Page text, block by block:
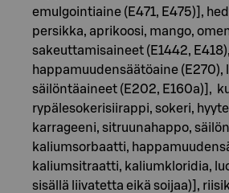
emulgointiaine (E471, E475)],
persikka, aprikoosi, mango,
sakeuttamisaineet (E1442, E418),
happamuudensäätöaine (E270),
säilöntäaineet (E202, E160a)],
rypälesokerisiirappi, sokeri,
karrageeni, sitruunahappo,
kaliumsorbaatti,
kaliumsitraatti, kaliumkloridia,
sisällä liivatetta eikä soijaa)],